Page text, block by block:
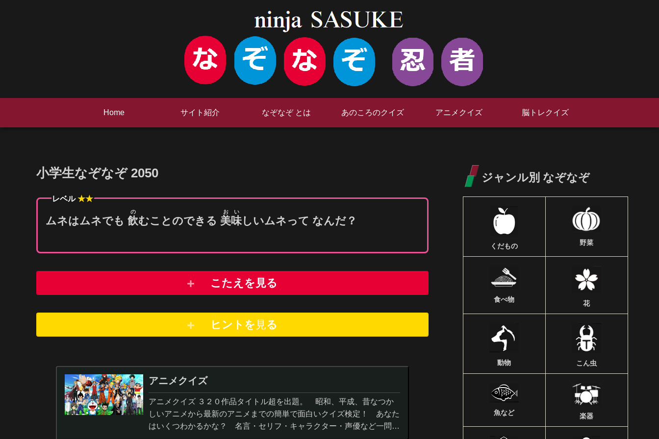
Home サイト紹介 なぞなぞ とは あのころのクイズ アニメクイズ 脳トレクイズ
小学生なぞなぞ 2050
レベル★★
ムネはムネでも 飲
の
むことのできる 美味
おい
しいムネって なんだ？
こたえを見る
ヒントを 見る
アニメクイズ
アニメクイズ ３２０作品タイトル超を出題。 昭和、平成、昔なつか
しいアニメから最新のアニメまでの簡単で面白いクイズ検定！ あなた
はいくつわかるかな？ 名言・セリフ・キャラクター・声優など一問一
ジャンル別 なぞなぞ
くだもの 野菜
食べ物 花
動物 こん虫
魚など 楽器